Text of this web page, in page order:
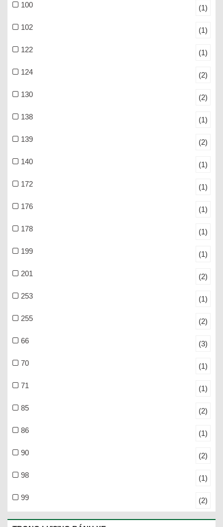
100 (1)
102 (1)
122 (1)
124 (2)
130 (2)
138 (1)
139 (2)
140 (1)
172 (1)
176 (1)
178 (1)
199 (1)
201 (2)
253 (1)
255 (2)
66 (3)
70 (1)
71 (1)
85 (2)
86 (1)
90 (2)
98 (1)
99 (2)